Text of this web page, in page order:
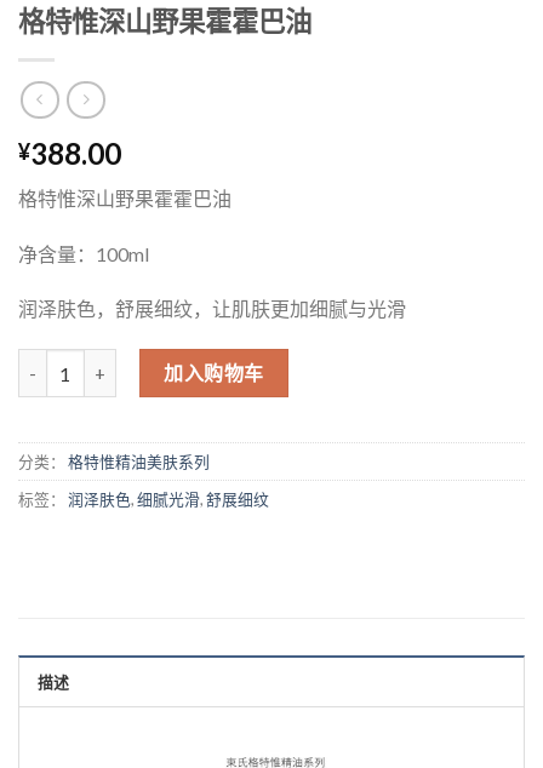
格特惟深山野果霍霍巴油
¥388.00
格特惟深山野果霍霍巴油
净含量：100ml
润泽肤色，舒展细纹，让肌肤更加细腻与光滑
加入购物车
分类： 格特惟精油美肤系列
标签： 润泽肤色,细腻光滑,舒展细纹
描述